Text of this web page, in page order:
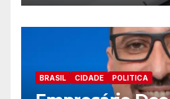
BRASIL CIDADE POLITICA